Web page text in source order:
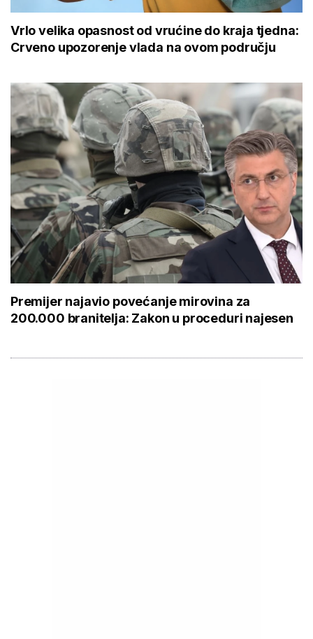
Vrlo velika opasnost od vrućine do kraja tjedna:
Crveno upozorenje vlada na ovom području
Premijer najavio povećanje mirovina za
200.000 branitelja: Zakon u proceduri najesen